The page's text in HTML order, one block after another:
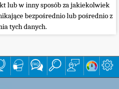
lub w inny sposób za jakiekolwiek
bezpośrednio lub pośrednio z
tych danych.